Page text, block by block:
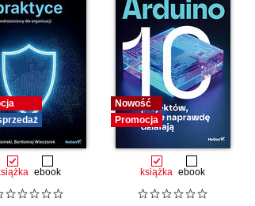
ebook
Nowość
Promocja
książka ebook